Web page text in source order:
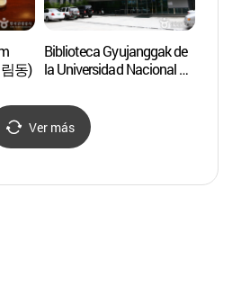
동)
Biblioteca Gyujanggak de
la Universidad Nacional de
Ver más